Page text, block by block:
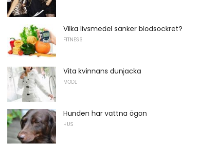
Vilka livsmedel sänker blodsockret?
FITNESS
Vita kvinnans dunjacka
MODE
Hunden har vattna ögon
HUS